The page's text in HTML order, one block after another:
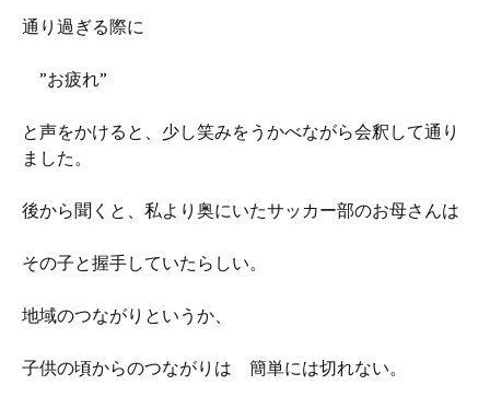
通り過ぎる際に
”お疲れ”
と声をかけると、少し笑みをうかべながら会釈して通り
ました。
後から聞くと、私より奥にいたサッカー部のお母さんは
その子と握手していたらしい。
地域のつながりというか、
子供の頃からのつながりは 簡単には切れない。